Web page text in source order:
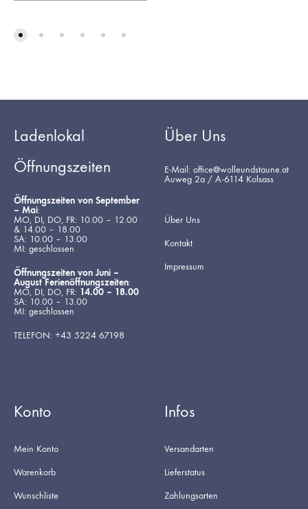
Ladenlokal
Öffnungszeiten
Öffnungszeiten von September
– Mai:
MO, DI, DO, FR: 10.00 – 12.00
& 14.00 – 18.00
SA: 10.00 – 13.00
MI: geschlossen
Öffnungszeiten von Juni –
August Ferienöffnungszeiten:
MO, DI, DO, FR: 14.00 – 18.00
SA: 10.00 – 13.00
MI: geschlossen
TELEFON: +43 5224 67198
Über Uns
E-Mail: office@wolleundstaune.at
Auweg 2a / A-6114 Kolsass
Über Uns
Kontakt
Impressum
Konto
Mein Konto
Warenkorb
Wunschliste
Infos
Versandarten
Lieferstatus
Zahlungsarten